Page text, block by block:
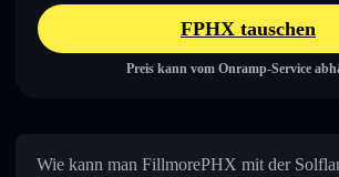
FPHX tauschen
Preis kann vom Onramp-Service
Wie kann man FillmorePHX mit der